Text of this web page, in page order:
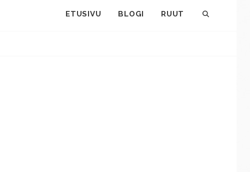
ETUSIVU BLOGI RUUT